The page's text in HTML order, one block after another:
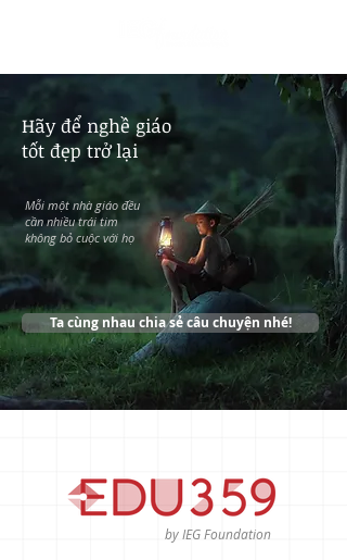
​Hãy để nghề giáo
tốt đẹp trở lại
Mỗi một nhà giáo đều
cần nhiều trái tim
không bỏ cuộc với họ
Ta cùng nhau chia sẻ câu chuyện nhé!
by IEG Foundation